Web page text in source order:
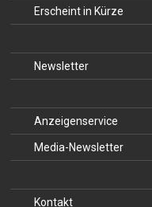
Erscheint in Kürze
Newsletter
Anzeigenservice
Media-Newsletter
Kontakt